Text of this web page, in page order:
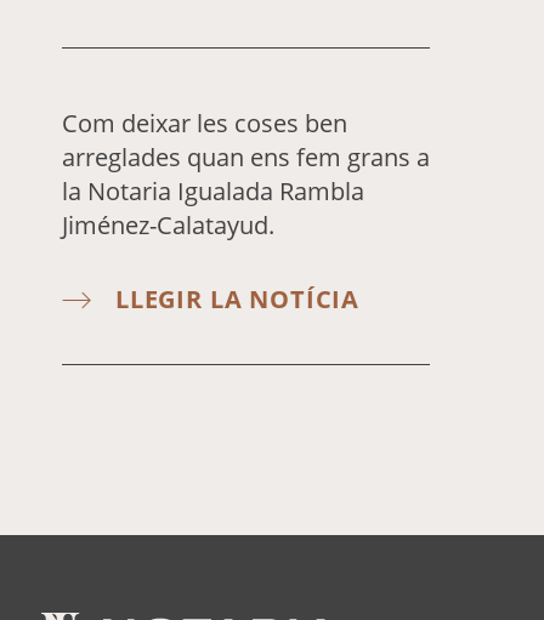
Com deixar les coses ben
arreglades quan ens fem grans a
la Notaria Igualada Rambla
Jiménez-Calatayud.
LLEGIR LA NOTÍCIA